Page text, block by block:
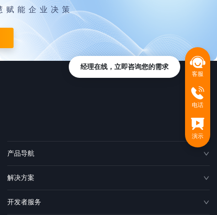
赋能企业决策
产品导航
解决方案
开发者服务
客服
电话
演示
经理在线，立即咨询您的需求